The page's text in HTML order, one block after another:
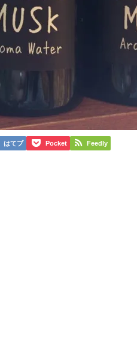
はてブ Pocket Feedly